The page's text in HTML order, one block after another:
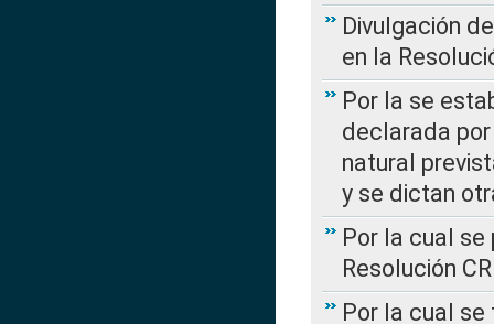
Divulgación
en la
Por la se
declarada
natural
y se dictan
Por la cual
Resolución
Por la cual